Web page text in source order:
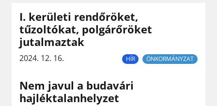
I. kerületi rendőröket,
tűzoltókat, polgárőröket
jutalmaztak
2024. 12. 16. HÍR ÖNKORMÁNYZAT
Nem javul a budavári
hajléktalanhelyzet